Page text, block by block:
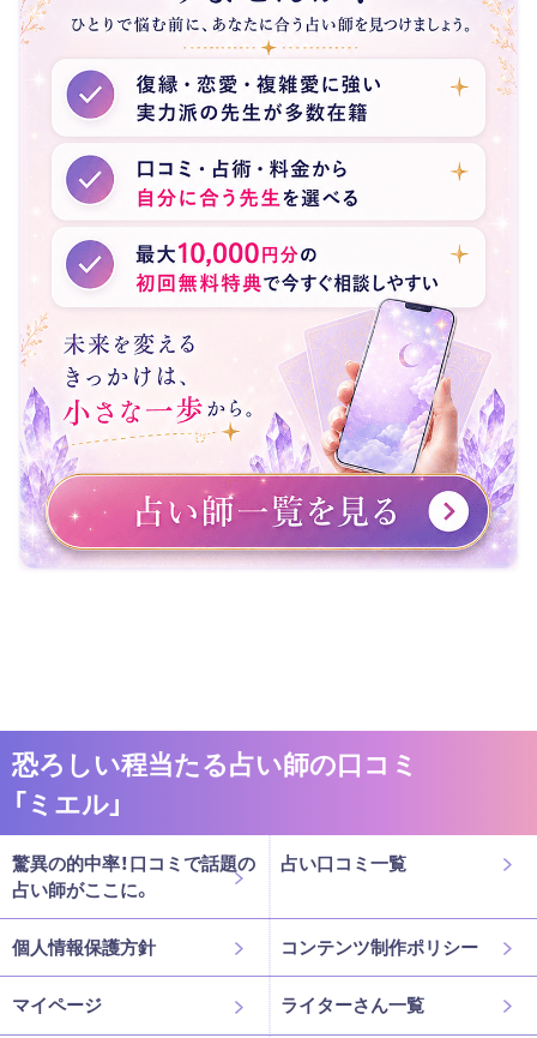
恐ろしい程当たる占い師の口コミ
「ミエル」
驚異の的中率！口コミで話題の
占い師がここに。
占い口コミ一覧
個人情報保護方針 コンテンツ制作ポリシー
マイページ ライターさん一覧